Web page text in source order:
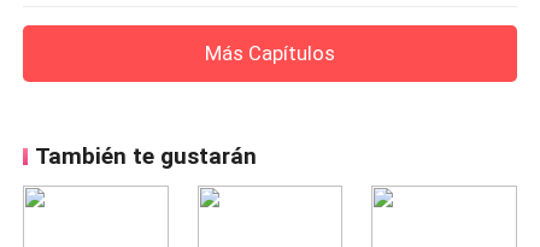
Más Capítulos
También te gustarán